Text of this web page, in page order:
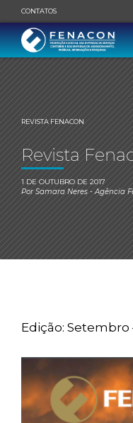
CONTATOS
REVISTA FENACON
Revista
1 DE OUTUBRO DE 2017
PorSamara Neres- Agência
Edição: Setembro